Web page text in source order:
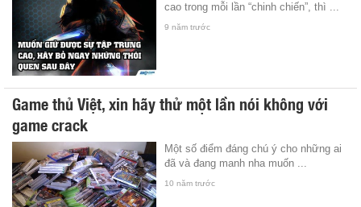
cao trong mỗi lần “chinh chiến”, thì ...
9 năm trước
Game thủ Việt, xin hãy thử một lần nói không với
game crack
Một số điểm đáng chú ý cho những ai
đã và đang manh nha muốn ...
10 năm trước